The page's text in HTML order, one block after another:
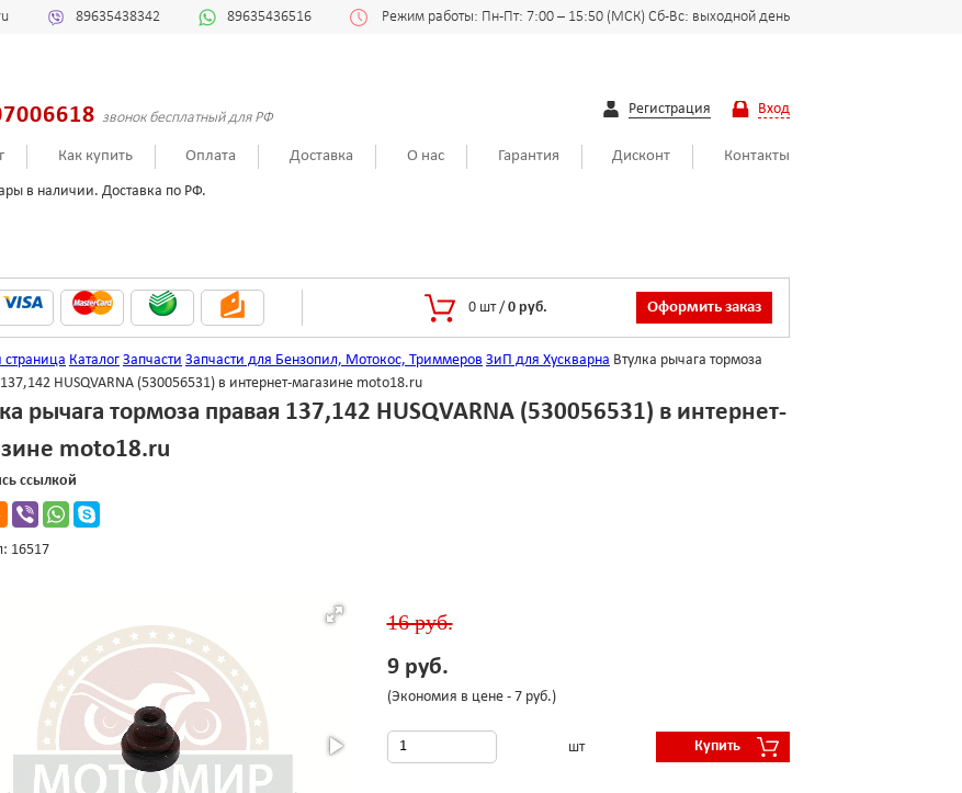
89635438342 89635436516 Режим работы: Пн-Пт: 7:00 – 15:50 (МСК) Сб-Вс: выходной день
звонок бесплатный для РФ
Регистрация Вход
Как купить Оплата Доставка О нас Гарантия Дисконт Контакты
в наличии. Доставка по РФ.
0 шт / 0 руб. Оформить заказ
страница Каталог Запчасти Запчасти для Бензопил, Мотокос, Триммеров ЗиП для Хускварна Втулка рычага тормоза
HUSQVARNA (530056531) в интернет-магазине moto18.ru
рычага тормоза правая 137,142 HUSQVARNA (530056531) в интернет-
moto18.ru
ссылкой
16517
16 руб.
9 руб.
(Экономия в цене - 7 руб.)
шт Купить